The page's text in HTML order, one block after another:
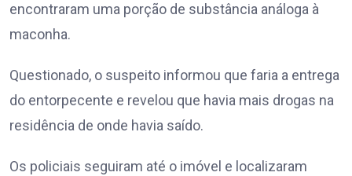
encontraram uma porção de substância análoga à
maconha.
Questionado, o suspeito informou que faria a entrega
do entorpecente e revelou que havia mais drogas na
residência de onde havia saído.
Os policiais seguiram até o imóvel e localizaram